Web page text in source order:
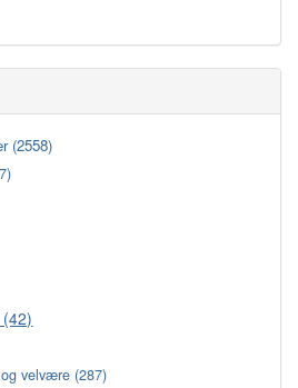
(2558)
(42)
velvære (287)